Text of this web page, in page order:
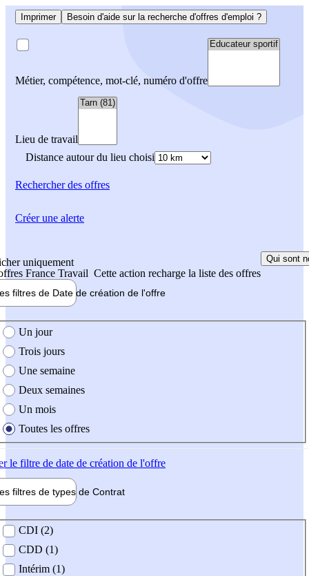
Imprimer Besoin d'aide sur la recherche d'offres d'emploi ?
Métier, compétence, mot-clé, numéro d'offre
Lieu de travail
Distance autour du lieu choisi
Rechercherdes offres
uniquement
France Travail Cette action recharge la liste des offres
Qui sont
filtres de Date de création de l'offre
création de l'offre
Un jour
Trois jours
Une semaine
Deux semaines
Un mois
Toutes les offres
le filtre de date de création de l'offre
filtres de types de Contrat
contrat
CDI (2)
CDD (1)
Intérim (1)
Créer une alerte